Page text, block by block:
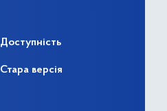
Доступність
Стара версія